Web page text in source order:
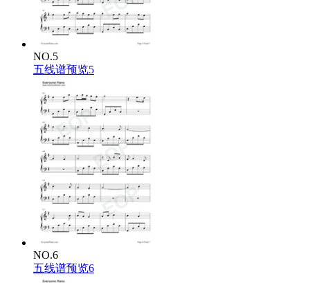
NO.5
五线谱预览5
NO.6
五线谱预览6